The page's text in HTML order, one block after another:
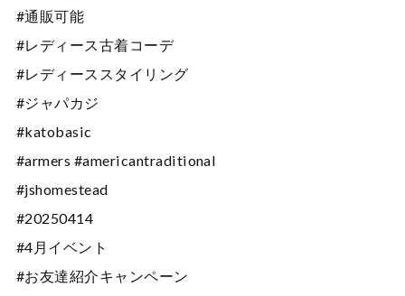
#通販可能
#レディース古着コーデ
#レディーススタイリング
#ジャパカジ
#katobasic
#armers #americantraditional
#jshomestead
#20250414
#4月イベント
#お友達紹介キャンペーン